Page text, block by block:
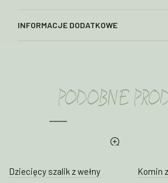
INFORMACJE DODATKOWE
PODOBNE
Dziecięcy szalik z wełny Komin